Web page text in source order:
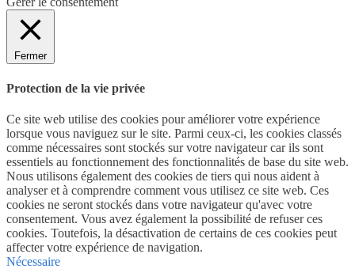
Fermer
Protection de la vie privée
Ce site web utilise des cookies pour améliorer votre expérience
lorsque vous naviguez sur le site. Parmi ceux-ci, les cookies classés
comme nécessaires sont stockés sur votre navigateur car ils sont
essentiels au fonctionnement des fonctionnalités de base du site web.
Nous utilisons également des cookies de tiers qui nous aident à
analyser et à comprendre comment vous utilisez ce site web. Ces
cookies ne seront stockés dans votre navigateur qu'avec votre
consentement. Vous avez également la possibilité de refuser ces
cookies. Toutefois, la désactivation de certains de ces cookies peut
affecter votre expérience de navigation.
Nécessaire